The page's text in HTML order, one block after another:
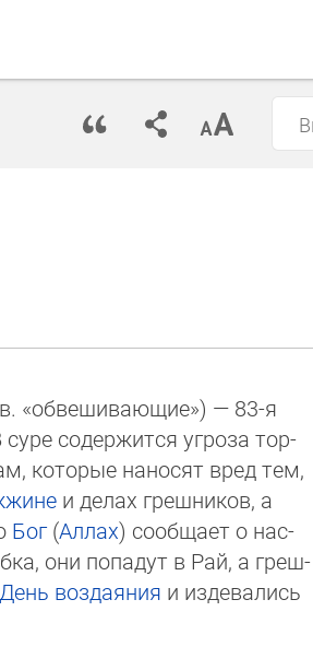
«обве­ши­вающие»‎) — 83-я
суре со­дер­жится угроза тор­
которые наносят вред тем,
и делах грешников, а
Бог(Аллах) со­общает о нас­
они по­па­дут в Рай, а греш­
День воздаяния и изде­ва­лись